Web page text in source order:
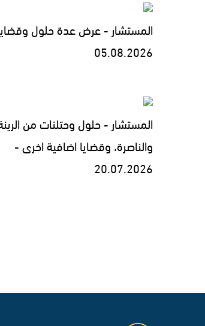
المستشار - عرض عدة حلول
05.08.2026
المستشار - حلول وحتلنات من
والناصرة، وقضايا اضافية اخرى -
20.07.2026